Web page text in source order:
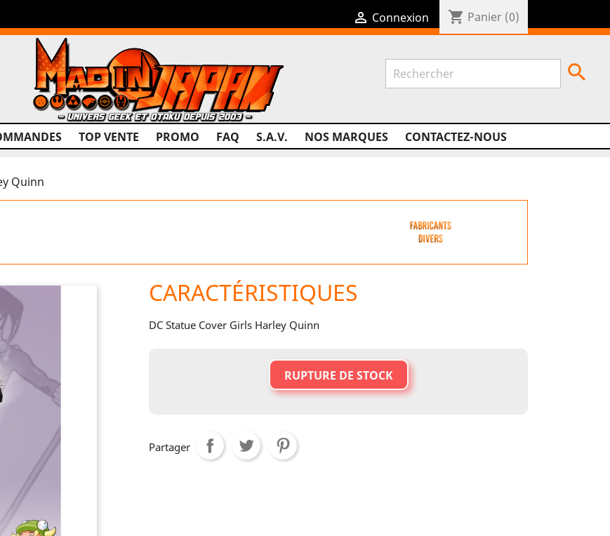
 Connexion shopping_cart Panier (0)
TOP VENTE PROMO FAQ S.A.V. NOS MARQUES CONTACTEZ-NOUS

Quinn
CARACTÉRISTIQUES
DC Statue Cover Girls Harley Quinn
RUPTURE DE STOCK
Partager